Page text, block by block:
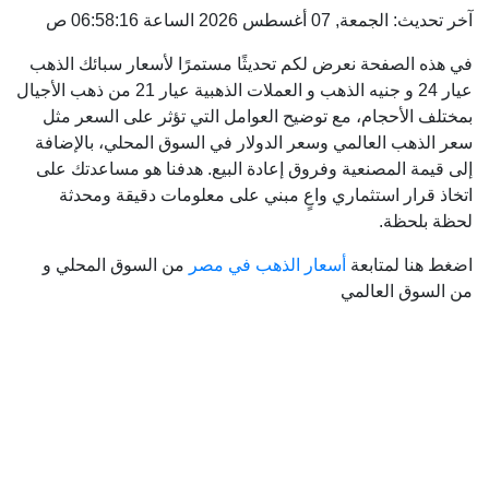
الجلا جولد
آخر تحديث: الجمعة, 07 أغسطس 2026 الساعة 06:58:16 ص
في هذه الصفحة نعرض لكم تحديثًا مستمرًا لأسعار سبائك الذهب
عيار 24 و جنيه الذهب و العملات الذهبية عيار 21 من ذهب الأجيال
بمختلف الأحجام، مع توضيح العوامل التي تؤثر على السعر مثل
سعر الذهب العالمي وسعر الدولار في السوق المحلي، بالإضافة
إلى قيمة المصنعية وفروق إعادة البيع. هدفنا هو مساعدتك على
اتخاذ قرار استثماري واعٍ مبني على معلومات دقيقة ومحدثة
لحظة بلحظة.
اضغط هنا لمتابعة أسعار الذهب في مصر من السوق المحلي و
من السوق العالمي